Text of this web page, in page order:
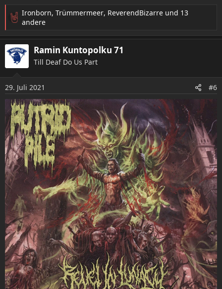
R
a
k
t
i
o
n
e
n
:
Ironborn, Trümmermeer, ReverendBizarre und 13
andere
Ramin Kuntopolku 71
Till Deaf Do Us Part
29. Juli 2021 #6